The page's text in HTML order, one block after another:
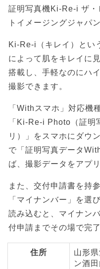
証明写真機Ki-Re-i ザ・
トイメージングジャパ
Ki-Re-i（キレイ）とい
によって肌をキレイに
搭載し、手軽なのにハ
撮影できます。
「Withスマホ」対応機
「Ki-Re-i Photo（証明
リ）」をスマホにダウ
で「証明写真データ
ば、撮影データをアプ
また、交付申請書を持
「マイナンバー」を選
読み込むと、マイナン
付申請までその場で完
住所
山形
ン酒